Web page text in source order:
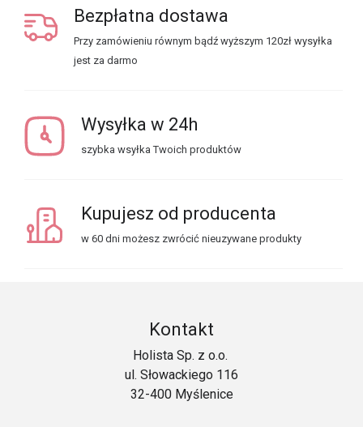
Bezpłatna dostawa
Przy zamówieniu równym bądź wyższym 120zł wysyłka
jest za darmo
Wysyłka w 24h
szybka wsyłka Twoich produktów
Kupujesz od producenta
w 60 dni możesz zwrócić nieuzywane produkty
Kontakt
Holista Sp. z o.o.
ul. Słowackiego 116
32-400 Myślenice